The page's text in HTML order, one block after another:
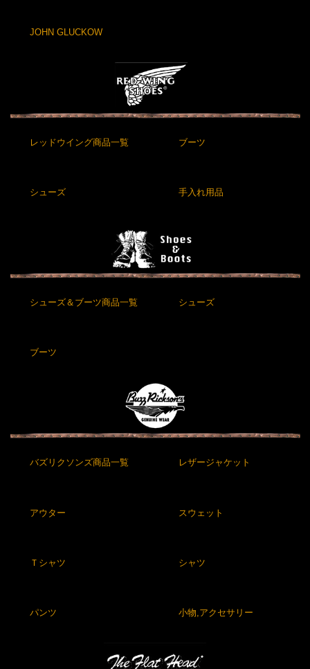
JOHN GLUCKOW
レッドウイング商品一覧 ブーツ
シューズ 手入れ用品
シューズ＆ブーツ商品一覧 シューズ
ブーツ
バズリクソンズ商品一覧 レザージャケット
アウター スウェット
Ｔシャツ シャツ
パンツ 小物,アクセサリー